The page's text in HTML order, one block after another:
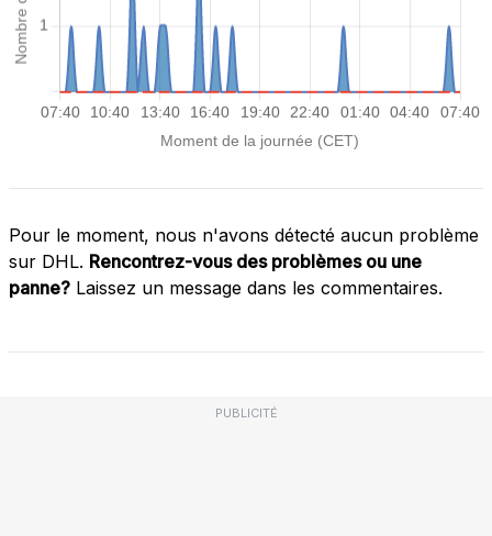
Pour le moment, nous n'avons détecté aucun problème
sur DHL. Rencontrez-vous des problèmes ou une
panne? Laissez un message dans les commentaires.
PUBLICITÉ